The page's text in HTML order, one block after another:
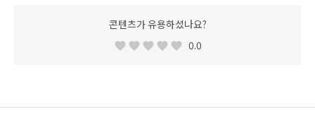
콘텐츠가 유용하셨나요?
0.0